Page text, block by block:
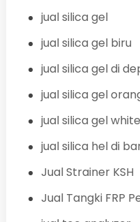
jual silica gel
jual silica gel biru
jual silica gel di
jual silica gel
jual silica gel white
jual silica hel di
Jual Strainer KSH
Jual Tangki FRP